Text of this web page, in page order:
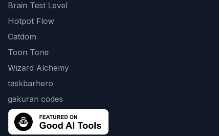
Brain Test Level
Hotpot Flow
Catdom
Toon Tone
Wizard Alchemy
taskbarhero
gakuran codes